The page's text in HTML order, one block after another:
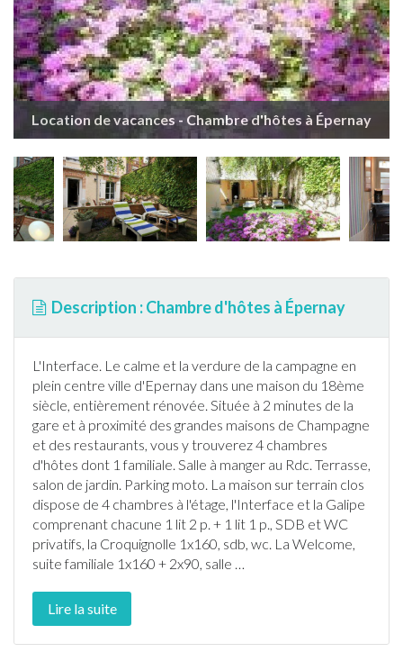
Location de vacances - Chambre d'hôtes à Épernay
Description : Chambre d'hôtes à Épernay
L'Interface. Le calme et la verdure de la campagne en
plein centre ville d'Epernay dans une maison du 18ème
siècle, entièrement rénovée. Située à 2 minutes de la
gare et à proximité des grandes maisons de Champagne
et des restaurants, vous y trouverez 4 chambres
d'hôtes dont 1 familiale. Salle à manger au Rdc. Terrasse,
salon de jardin. Parking moto. La maison sur terrain clos
dispose de 4 chambres à l'étage, l'Interface et la Galipe
comprenant chacune 1 lit 2 p. + 1 lit 1 p., SDB et WC
privatifs, la Croquignolle 1x160, sdb, wc. La Welcome,
suite familiale 1x160 + 2x90, salle …
Lire la suite